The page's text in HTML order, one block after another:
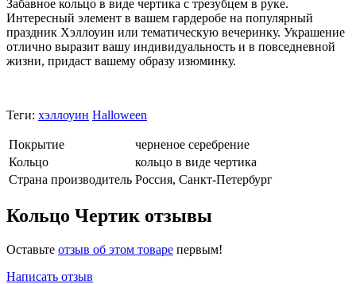
Забавное кольцо в виде чертика с трезубцем в руке.
Интересный элемент в вашем гардеробе на популярный
праздник Хэллоуин или тематическую вечеринку. Украшение
отлично выразит вашу индивидуальность и в повседневной
жизни, придаст вашему образу изюминку.
Теги: хэллоуин Halloween
Покрытие
черненое серебрение
Кольцо
кольцо в виде чертика
Страна производитель Россия, Санкт-Петербург
Кольцо Чертик отзывы
Оставьте отзыв об этом товаре первым!
Написать отзыв